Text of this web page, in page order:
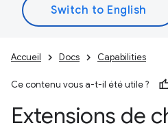
Accueil Docs Capabilities
Ce contenu vous a-t-il été utile ?
Extensions de